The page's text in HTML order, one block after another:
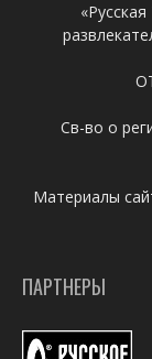
Св-во о
Материалы
ПАРТНЕРЫ